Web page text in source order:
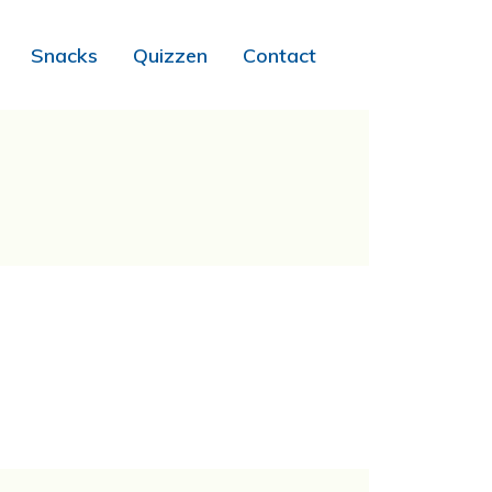
Snacks Quizzen Contact